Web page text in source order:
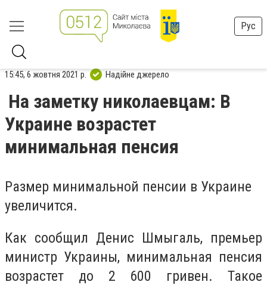
Рус
15:45, 6 жовтня 2021 р. Надійне джерело
На заметку николаевцам: В
Украине возрастет
минимальная пенсия
Размер минимальной пенсии в Украине
увеличится.
Как сообщил Денис Шмыгаль, премьер
министр Украины, минимальная пенсия
возрастет до 2 600 гривен. Такое